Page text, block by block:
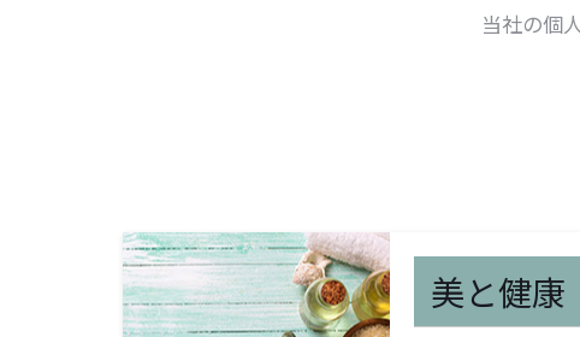
当社の個
美と健康